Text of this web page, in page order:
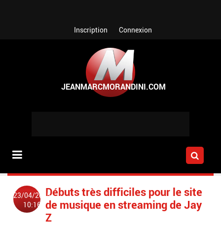
Inscription Connexion
23/04/2015
10:16
Débuts très difficiles pour le site
de musique en streaming de Jay
Z